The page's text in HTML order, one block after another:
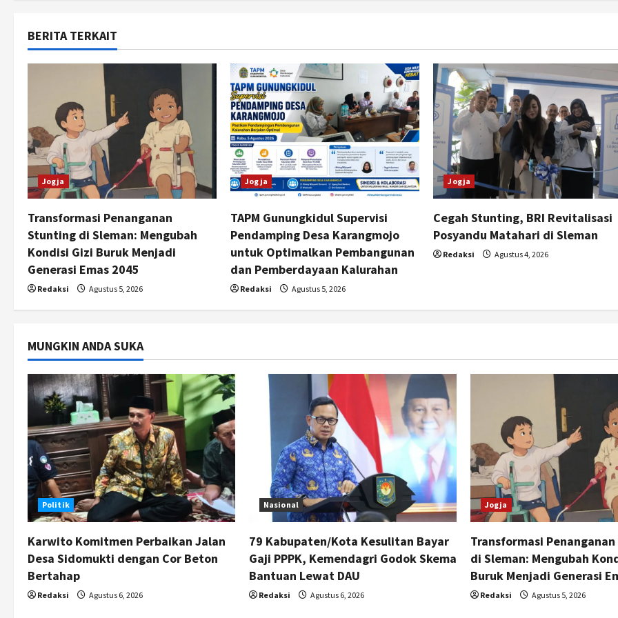
n
i
g
a
t
i
o
n
BERITA TERKAIT
Jogja
Transformasi Penanganan
Stunting di Sleman: Mengubah
Kondisi Gizi Buruk Menjadi
Generasi Emas 2045
Redaksi Agustus 5, 2026
Jogja
TAPM Gunungkidul Supervisi
Pendamping Desa Karangmojo
untuk Optimalkan Pembangunan
dan Pemberdayaan Kalurahan
Redaksi Agustus 5, 2026
Jogja
Cegah Stunting, BRI Revitalisasi
Posyandu Matahari di Sleman
Redaksi Agustus 4, 2026
MUNGKIN ANDA SUKA
Politik
Karwito Komitmen Perbaikan Jalan
Desa Sidomukti dengan Cor Beton
Bertahap
Redaksi Agustus 6, 2026
Nasional
79 Kabupaten/Kota Kesulitan Bayar
Gaji PPPK, Kemendagri Godok Skema
Bantuan Lewat DAU
Redaksi Agustus 6, 2026
Jogja
Transformasi
di Sleman: Mengubah
Buruk Menjadi Generasi
Redaksi Agustus 5, 2026